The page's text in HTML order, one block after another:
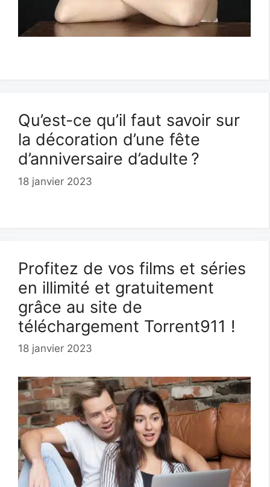
Qu’est-ce qu’il faut savoir sur
la décoration d’une fête
d’anniversaire d’adulte ?
18 janvier 2023
Profitez de vos films et séries
en illimité et gratuitement
grâce au site de
téléchargement Torrent911 !
18 janvier 2023